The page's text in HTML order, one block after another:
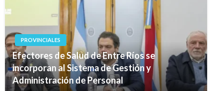
PROVINCIALES
Efectores de Salud de Entre Ríos se
incorporan al Sistema de Gestión y
Administración de Personal